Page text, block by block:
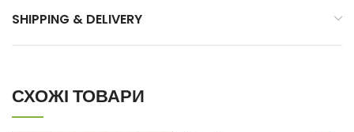
SHIPPING & DELIVERY
СХОЖІ ТОВАРИ